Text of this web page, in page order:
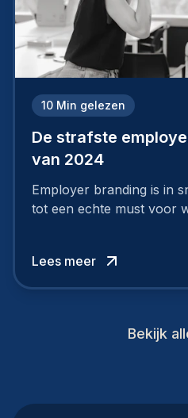
10 Min gelezen
De strafste
van 2024
Employer branding is in
tot een echte must voor
Lees meer
Bekijk